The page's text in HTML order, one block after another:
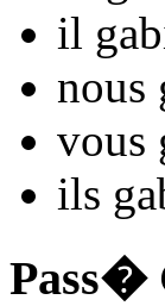
il
nous
vous
ils
Pass�